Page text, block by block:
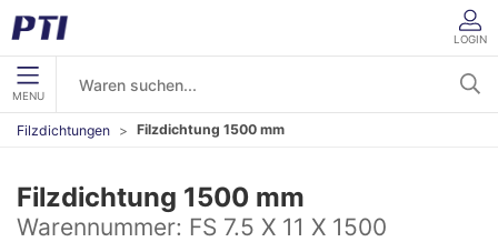
LOGIN
MENU
Filzdichtungen Filzdichtung 1500 mm
Filzdichtung 1500 mm
Warennummer: FS 7.5 X 11 X 1500